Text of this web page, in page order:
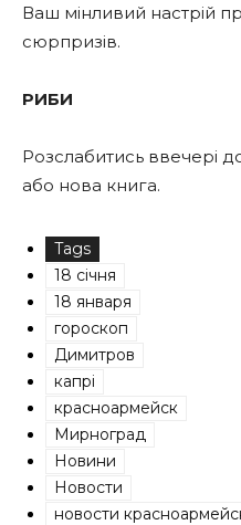
Ваш мінливий настрій
сюрпризів.
РИБИ
Розслабитись ввечері
або нова книга.
Tags
18 січня
18 января
гороскоп
Димитров
капрі
красноармейск
Мирноград
Новини
Новости
новости